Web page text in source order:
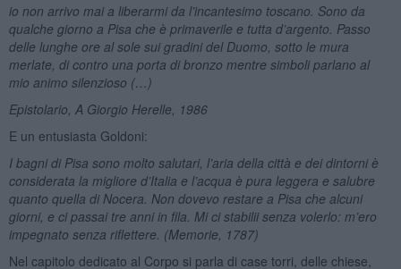
io non arrivo mai a liberarmi da l’incantesimo toscano. Sono da
qualche giorno a Pisa che è primaverile e tutta d’argento. Passo
delle lunghe ore al sole sui gradini del Duomo, sotto le mura
merlate, di contro una porta di bronzo mentre simboli parlano al
mio animo silenzioso (…)
Epistolario, A Giorgio Herelle, 1986
E un entusiasta Goldoni:
I bagni di Pisa sono molto salutari, l’aria della città e dei dintorni è
considerata la migliore d’Italia e l’acqua è pura leggera e salubre
quanto quella di Nocera. Non dovevo restare a Pisa che alcuni
giorni, e ci passai tre anni in fila. Mi ci stabilii senza volerlo: m’ero
impegnato senza riflettere. (Memorie, 1787)
Nel capitolo dedicato al Corpo si parla di case torri, delle chiese,